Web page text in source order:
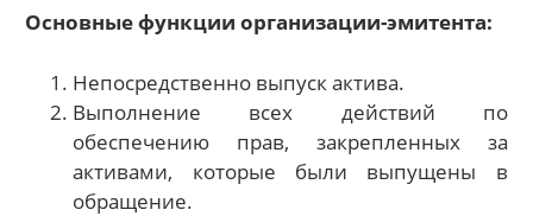
Основные функции организации-эмитента:
Непосредственно выпуск актива.
Выполнение всех действий по
обеспечению прав, закрепленных за
активами, которые были выпущены в
обращение.